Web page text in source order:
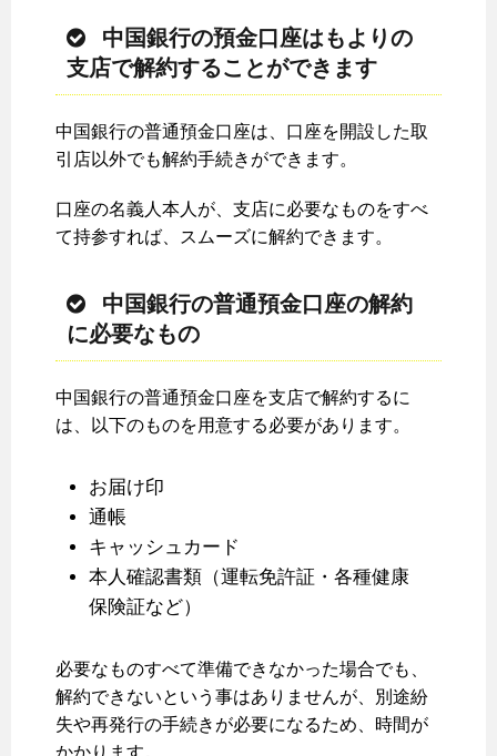
中国銀行の預金口座はもよりの
支店で解約することができます
中国銀行の普通預金口座は、口座を開設した取
引店以外でも解約手続きができます。
口座の名義人本人が、支店に必要なものをすべ
て持参すれば、スムーズに解約できます。
中国銀行の普通預金口座の解約
に必要なもの
中国銀行の普通預金口座を支店で解約するに
は、以下のものを用意する必要があります。
お届け印
通帳
キャッシュカード
本人確認書類（運転免許証・各種健康
保険証など）
必要なものすべて準備できなかった場合でも、
解約できないという事はありませんが、別途紛
失や再発行の手続きが必要になるため、時間が
かかります。